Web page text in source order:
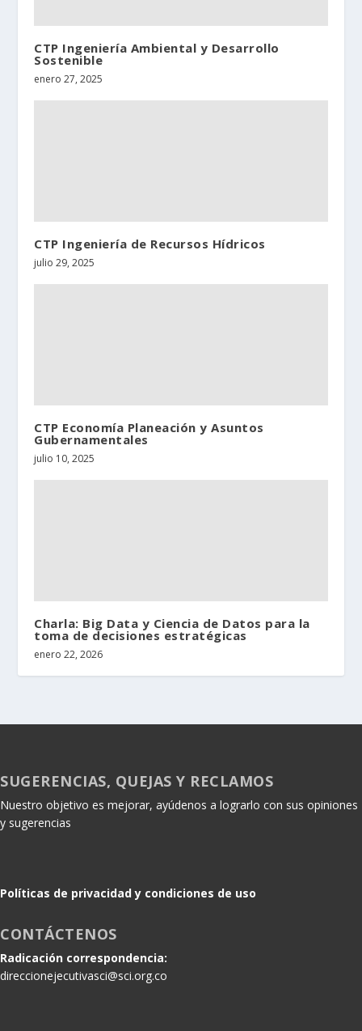
CTP Ingeniería Ambiental y Desarrollo
Sostenible
enero 27, 2025
CTP Ingeniería de Recursos Hídricos
julio 29, 2025
CTP Economía Planeación y Asuntos
Gubernamentales
julio 10, 2025
Charla: Big Data y Ciencia de Datos para la
toma de decisiones estratégicas
enero 22, 2026
SUGERENCIAS, QUEJAS Y RECLAMOS
Nuestro objetivo es mejorar, ayúdenos a lograrlo con sus opiniones
y sugerencias
Políticas de privacidad y condiciones de uso
CONTÁCTENOS
Radicación correspondencia:
direccionejecutivasci@sci.org.co